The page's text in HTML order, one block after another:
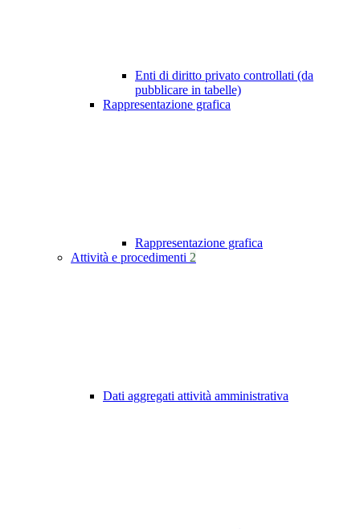
Enti di diritto privato controllati (da
pubblicare in tabelle)
Rappresentazione grafica
Rappresentazione grafica
Attività e procedimenti 2
Dati aggregati attività amministrativa